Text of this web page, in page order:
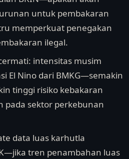
untuk pembakaran
memperkuat penegakan
ilegal.
intensitas musim
El Nino dari BMKG—semakin
tinggi risiko kebakaran
pada sektor perkebunan
data luas karhutla
tren penambahan luas